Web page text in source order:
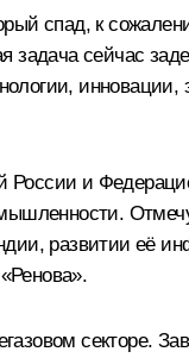
спад, к
сейчас
и
развитии её
секторе.